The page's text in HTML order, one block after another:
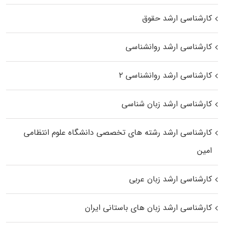
کارشناسی ارشد حقوق
کارشناسی ارشد روانشناسی
کارشناسی ارشد روانشناسی ۲
کارشناسی ارشد زبان شناسی
کارشناسی ارشد رﺷﺘﻪ ﻫﺎی تخصصی داﻧﺸﮕﺎه ﻋﻠﻮم انتظامی
اﻣﻴﻦ
کارشناسی ارشد زبان عربی
کارشناسی ارشد زبان‌ های باستانی ایران